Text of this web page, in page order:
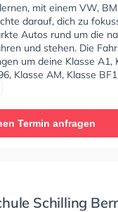
mit einem VW,
darauf, dich zu
Autos rund um die
und stehen. Die
um deine Klasse A1,
Klasse AM, Klasse
zu erhalten.
Termin anfragen
Schilling